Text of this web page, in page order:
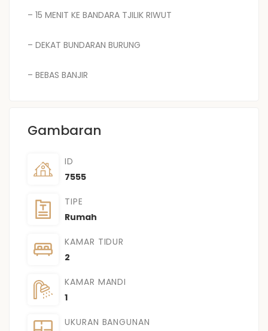
– 15 MENIT KE BANDARA TJILIK RIWUT
– DEKAT BUNDARAN BURUNG
– BEBAS BANJIR
Gambaran
ID
7555
TIPE
Rumah
KAMAR TIDUR
2
KAMAR MANDI
1
UKURAN BANGUNAN